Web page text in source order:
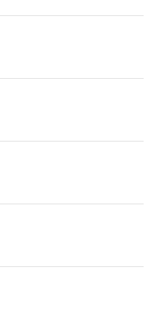
보건안전공학과 인스타